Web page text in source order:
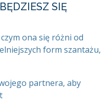
SIĘ
ona się różni od
form szantażu,
partnera, aby